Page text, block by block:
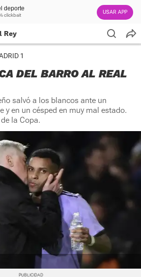
deporte
clickbait USAR APP
Rey
1
DEL BARRO AL REAL
salvó a los blancos ante un
y en un césped en muy mal estado.
la Copa.